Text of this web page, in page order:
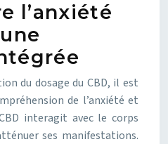
l’anxiété
du dosage du CBD, il est
de l’anxiété et
interagit avec le corps
ses manifestations.